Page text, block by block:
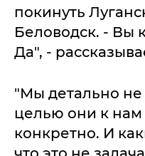
покинуть
Беловодск. - Вы
Да", -
"Мы детально не
целью они к нам
конкретно. И